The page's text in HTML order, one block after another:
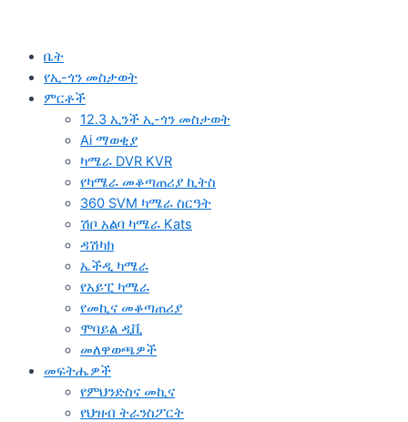
ቤት
የኢ-ጎን መስታወት
ምርቶች
12.3 ኢንች ኢ-ጎን መስታወት
Ai ማወቂያ
ካሜራ DVR KVR
የካሜራ መቆጣጠሪያ ኪትስ
360 SVM ካሜራ ስርዓት
ሽቦ አልባ ካሜራ Kats
ዳሽካክ
ኤችዲ ካሜራ
የአይፒ ካሜራ
የመኪና መቆጣጠሪያ
ሞባይል ዲቪ
መለዋወጫዎች
መፍትሔዎች
የምህንድስና መኪና
የህዝብ ትራንስፖርት